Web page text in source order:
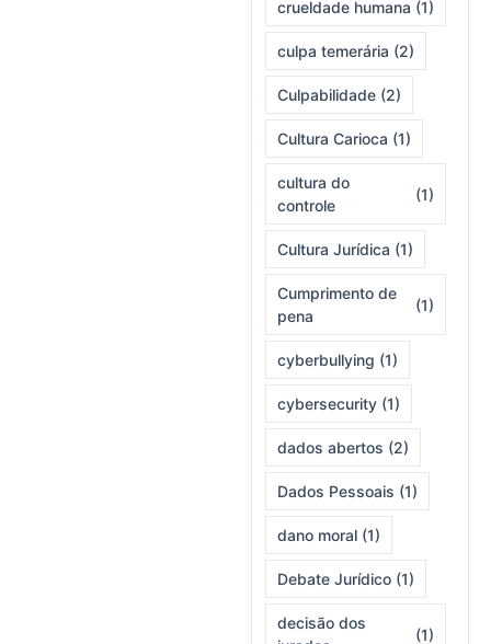
crueldade humana (1)
culpa temerária (2)
Culpabilidade (2)
Cultura Carioca (1)
cultura do
controle
(1)
Cultura Jurídica (1)
Cumprimento de
pena
(1)
cyberbullying (1)
cybersecurity (1)
dados abertos (2)
Dados Pessoais (1)
dano moral (1)
Debate Jurídico (1)
decisão dos
(1)